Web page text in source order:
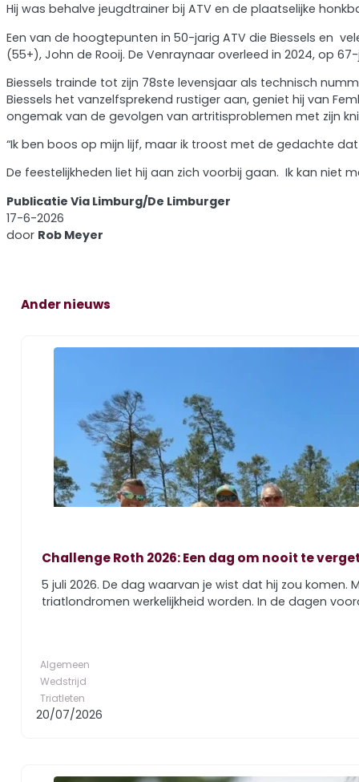
Hij was behalve jeugdtrainer bij ATV en de plaatselijke
Een van de hoogtepunten in 50-jarig ATV die Biessels en
(55+), John de Rooij. De Venraynaar overleed in 2024, op
Biessels trainde tot zijn 78ste levensjaar als technisch
Biessels het vanzelfsprekend rustiger aan, geniet hij van
ongemak van de gevolgen van artritisproblemen met zijn
“Ik ben boos op mijn lijf, maar ik troost met de gedachte
De feestelijkheden liet hij aan zich voorbij gaan. Ik kan niet
Publicatie Via Limburg/De Limburger
17-6-2026
door Rob Meyer
Ander nieuws
Challenge Roth 2026: Een dag om nooit te
5 juli 2026. De dag waarvan je wist dat hij zou
triatlondromen werkelijkheid worden. In de dagen
Algemeen
Wedstrijd
Triatleten
20/07/2026